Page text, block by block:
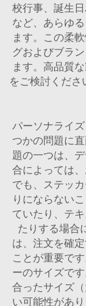
校行事、誕生
など、あらゆ
ます。この柔
グおよびブラ
ます。高品質
をご検討くださ
パーソナライ
つかの問題に
題の一つは、
合によっては
でも、ステッ
りにならない
ていたり、テ
たりする場合
は、注文を確
ことが重要で
ーのサイズで
合ったサイズ
い可能性があ